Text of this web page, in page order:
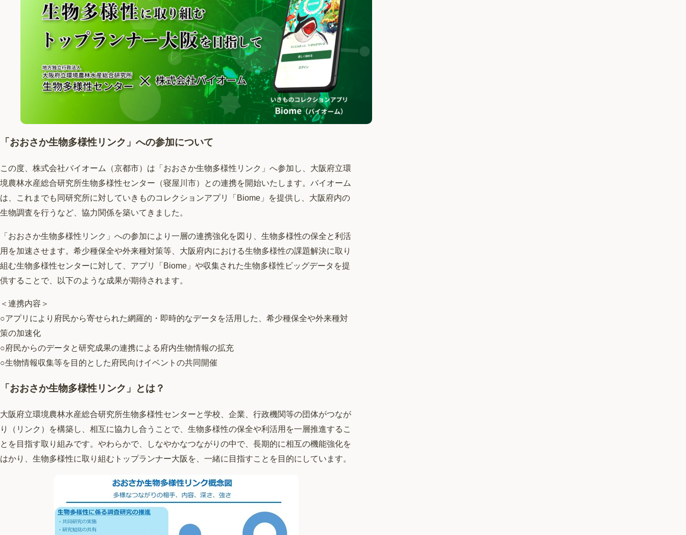
「おおさか生物多様性リンク」への参加について
この度、株式会社バイオーム（京都市）は「おおさか生物多様性リンク」へ参加し、大阪府立環
境農林水産総合研究所生物多様性センター（寝屋川市）との連携を開始いたします。バイオーム
は、これまでも同研究所に対していきものコレクションアプリ「Biome」を提供し、大阪府内の
生物調査を行うなど、協力関係を築いてきました。
「おおさか生物多様性リンク」への参加により一層の連携強化を図り、生物多様性の保全と利活
用を加速させます。希少種保全や外来種対策等、大阪府内における生物多様性の課題解決に取り
組む生物多様性センターに対して、アプリ「Biome」や収集された生物多様性ビッグデータを提
供することで、以下のような成果が期待されます。
＜連携内容＞
○アプリにより府民から寄せられた網羅的・即時的なデータを活用した、希少種保全や外来種対
策の加速化
○府民からのデータと研究成果の連携による府内生物情報の拡充
○生物情報収集等を目的とした府民向けイベントの共同開催
「おおさか生物多様性リンク」とは？
大阪府立環境農林水産総合研究所生物多様性センターと学校、企業、行政機関等の団体がつなが
り（リンク）を構築し、相互に協力し合うことで、生物多様性の保全や利活用を一層推進するこ
とを目指す取り組みです。やわらかで、しなやかなつながりの中で、長期的に相互の機能強化を
はかり、生物多様性に取り組むトップランナー大阪を、一緒に目指すことを目的にしています。